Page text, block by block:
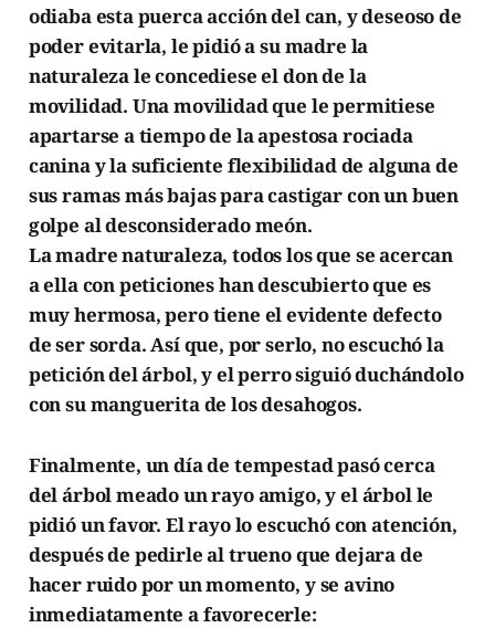
odiaba esta puerca acción del can, y deseoso de
poder evitarla, le pidió a su madre la
naturaleza le concediese el don de la
movilidad. Una movilidad que le permitiese
apartarse a tiempo de la apestosa rociada
canina y la suficiente flexibilidad de alguna de
sus ramas más bajas para castigar con un buen
golpe al desconsiderado meón.
La madre naturaleza, todos los que se acercan
a ella con peticiones han descubierto que es
muy hermosa, pero tiene el evidente defecto
de ser sorda. Así que, por serlo, no escuchó la
petición del árbol, y el perro siguió duchándolo
con su manguerita de los desahogos.
Finalmente, un día de tempestad pasó cerca
del árbol meado un rayo amigo, y el árbol le
pidió un favor. El rayo lo escuchó con atención,
después de pedirle al trueno que dejara de
hacer ruido por un momento, y se avino
inmediatamente a favorecerle: